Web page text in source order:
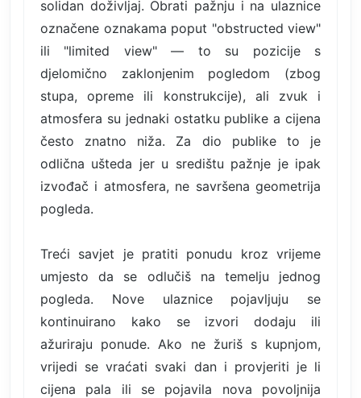
solidan doživljaj. Obrati pažnju i na ulaznice
označene oznakama poput "obstructed view"
ili "limited view" — to su pozicije s
djelomično zaklonjenim pogledom (zbog
stupa, opreme ili konstrukcije), ali zvuk i
atmosfera su jednaki ostatku publike a cijena
često znatno niža. Za dio publike to je
odlična ušteda jer u središtu pažnje je ipak
izvođač i atmosfera, ne savršena geometrija
pogleda.
Treći savjet je pratiti ponudu kroz vrijeme
umjesto da se odlučiš na temelju jednog
pogleda. Nove ulaznice pojavljuju se
kontinuirano kako se izvori dodaju ili
ažuriraju ponude. Ako ne žuriš s kupnjom,
vrijedi se vraćati svaki dan i provjeriti je li
cijena pala ili se pojavila nova povoljnija